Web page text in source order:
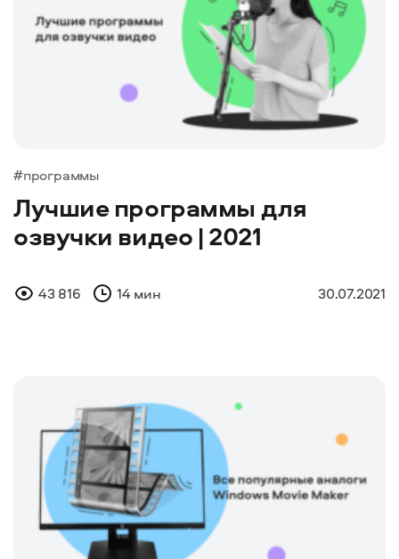
#программы
Лучшие программы для
озвучки видео | 2021
43 816 14 мин 30.07.2021